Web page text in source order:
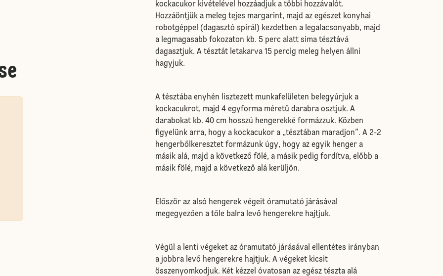
kockacukor kivételével hozzáadjuk a többi hozzávalót.
Hozzáöntjük a meleg tejes margarint, majd az egészet konyhai
robotgéppel (dagasztó spirál) kezdetben a legalacsonyabb, majd
a legmagasabb fokozaton kb. 5 perc alatt sima tésztává
dagasztjuk. A tésztát letakarva 15 percig meleg helyen állni
hagyjuk.
A tésztába enyhén lisztezett munkafelületen belegyúrjuk a
kockacukrot, majd 4 egyforma méretű darabra osztjuk. A
darabokat kb. 40 cm hosszú hengerekké formázzuk. Közben
figyelünk arra, hogy a kockacukor a „tésztában maradjon”. A 2-2
hengerbőlkeresztet formázunk úgy, hogy az egyik henger a
másik alá, majd a következő fölé, a másik pedig fordítva, előbb a
másik fölé, majd a következő alá kerüljön.
Először az alsó hengerek végeit óramutató járásával
megegyezően a tőle balra levő hengerekre hajtjuk.
Végül a lenti végeket az óramutató járásával ellentétes irányban
a jobbra levő hengerekre hajtjuk. A végeket kicsit
összenyomkodjuk. Két kézzel óvatosan az egész tészta alá